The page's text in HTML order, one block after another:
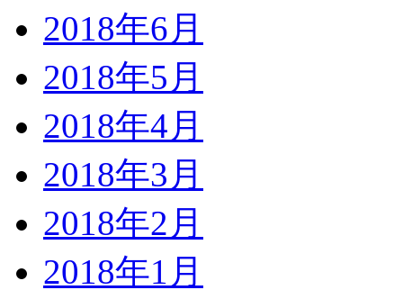
2018年6月
2018年5月
2018年4月
2018年3月
2018年2月
2018年1月